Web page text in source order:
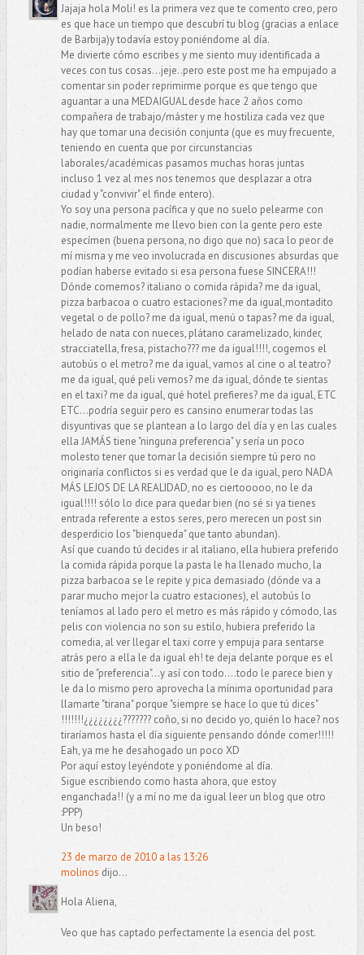
Jajaja hola Moli! es la primera vez que te comento creo, pero
es que hace un tiempo que descubrí tu blog (gracias a enlace
de Barbija)y todavía estoy poniéndome al día.
Me divierte cómo escribes y me siento muy identificada a
veces con tus cosas...jeje..pero este post me ha empujado a
comentar sin poder reprimirme porque es que tengo que
aguantar a una MEDAIGUAL desde hace 2 años como
compañera de trabajo/máster y me hostiliza cada vez que
hay que tomar una decisión conjunta (que es muy frecuente,
teniendo en cuenta que por circunstancias
laborales/académicas pasamos muchas horas juntas
incluso 1 vez al mes nos tenemos que desplazar a otra
ciudad y "convivir" el finde entero).
Yo soy una persona pacífica y que no suelo pelearme con
nadie, normalmente me llevo bien con la gente pero este
especímen (buena persona, no digo que no) saca lo peor de
mí misma y me veo involucrada en discusiones absurdas que
podían haberse evitado si esa persona fuese SINCERA!!!
Dónde comemos? italiano o comida rápida? me da igual,
pizza barbacoa o cuatro estaciones? me da igual,montadito
vegetal o de pollo? me da igual, menú o tapas? me da igual,
helado de nata con nueces, plátano caramelizado, kinder,
stracciatella, fresa, pistacho??? me da igual!!!!, cogemos el
autobús o el metro? me da igual, vamos al cine o al teatro?
me da igual, qué peli vemos? me da igual, dónde te sientas
en el taxi? me da igual, qué hotel prefieres? me da igual, ETC
ETC...podría seguir pero es cansino enumerar todas las
disyuntivas que se plantean a lo largo del día y en las cuales
ella JAMÁS tiene "ninguna preferencia" y sería un poco
molesto tener que tomar la decisión siempre tú pero no
originaría conflictos si es verdad que le da igual, pero NADA
MÁS LEJOS DE LA REALIDAD, no es ciertooooo, no le da
igual!!!! sólo lo dice para quedar bien (no sé si ya tienes
entrada referente a estos seres, pero merecen un post sin
desperdicio los "bienqueda" que tanto abundan).
Así que cuando tú decides ir al italiano, ella hubiera preferido
la comida rápida porque la pasta le ha llenado mucho, la
pizza barbacoa se le repite y pica demasiado (dónde va a
parar mucho mejor la cuatro estaciones), el autobús lo
teníamos al lado pero el metro es más rápido y cómodo, las
pelis con violencia no son su estilo, hubiera preferido la
comedia, al ver llegar el taxi corre y empuja para sentarse
atrás pero a ella le da igual eh! te deja delante porque es el
sitio de "preferencia"...y así con todo....todo le parece bien y
le da lo mismo pero aprovecha la mínima oportunidad para
llamarte "tirana" porque "siempre se hace lo que tú dices"
!!!!!!!¿¿¿¿¿¿¿¿??????? coño, si no decido yo, quién lo hace? nos
tiraríamos hasta el día siguiente pensando dónde comer!!!!!
Eah, ya me he desahogado un poco XD
Por aquí estoy leyéndote y poniéndome al día.
Sigue escribiendo como hasta ahora, que estoy
enganchada!! (y a mí no me da igual leer un blog que otro
:PPP)
Un beso!
23 de marzo de 2010 a las 13:26
molinos dijo...
Hola Aliena,
Veo que has captado perfectamente la esencia del post.